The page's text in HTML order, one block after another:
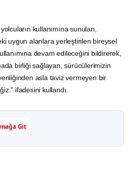
kullanımına sunulan,
uygun alanlara yerleştirilen bireysel
devam edileceğini bildirerek,
birliği sağlayan, sürücülerimizin
asla taviz vermeyen bir
ifadesini kullandı.
Git